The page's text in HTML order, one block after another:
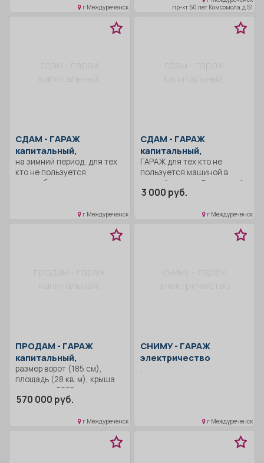
г Междуреченск
пр-кт 50 лет Комсомола, д 51
сдам - гараж
капитальный,
СДАМ - ГАРАЖ
капитальный,
на зимний период, для тех
кто не пользуется
автомобилем.
г Междуреченск
сдам - гараж
капитальный,
СДАМ - ГАРАЖ
капитальный,
ГАРАЖ для тех кто не
пользуется машиной в
зимний период. Восточный
район.
3 000 руб.
г Междуреченск
продам - гараж
капитальный,
ПРОДАМ - ГАРАЖ
капитальный,
размер ворот (185 см),
площадь (28 кв. м), крыша
сделана в 2025 г, свет,
кабеля, все новое, земля и
570 000 руб.
г Междуреченск
сниму - гараж
электричество
СНИМУ - ГАРАЖ
электричество
.
г Междуреченск